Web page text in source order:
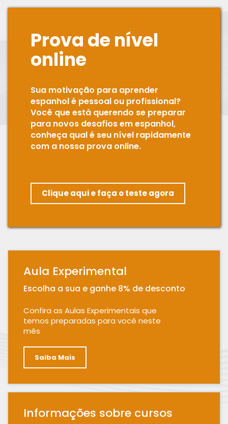
Prova de nível
online
Sua motivação para aprender
espanhol é pessoal ou profissional?
Você que está querendo se preparar
para novos desafios em espanhol,
conheça qual é seu nível rapidamente
com a nossa prova online.
Clique aqui e faça o teste agora
Aula Experimental
Escolha a sua e ganhe 8% de desconto
Confira as Aulas Experimentais que
temos preparadas para você neste
mês
Saiba Mais
Informações sobre cursos